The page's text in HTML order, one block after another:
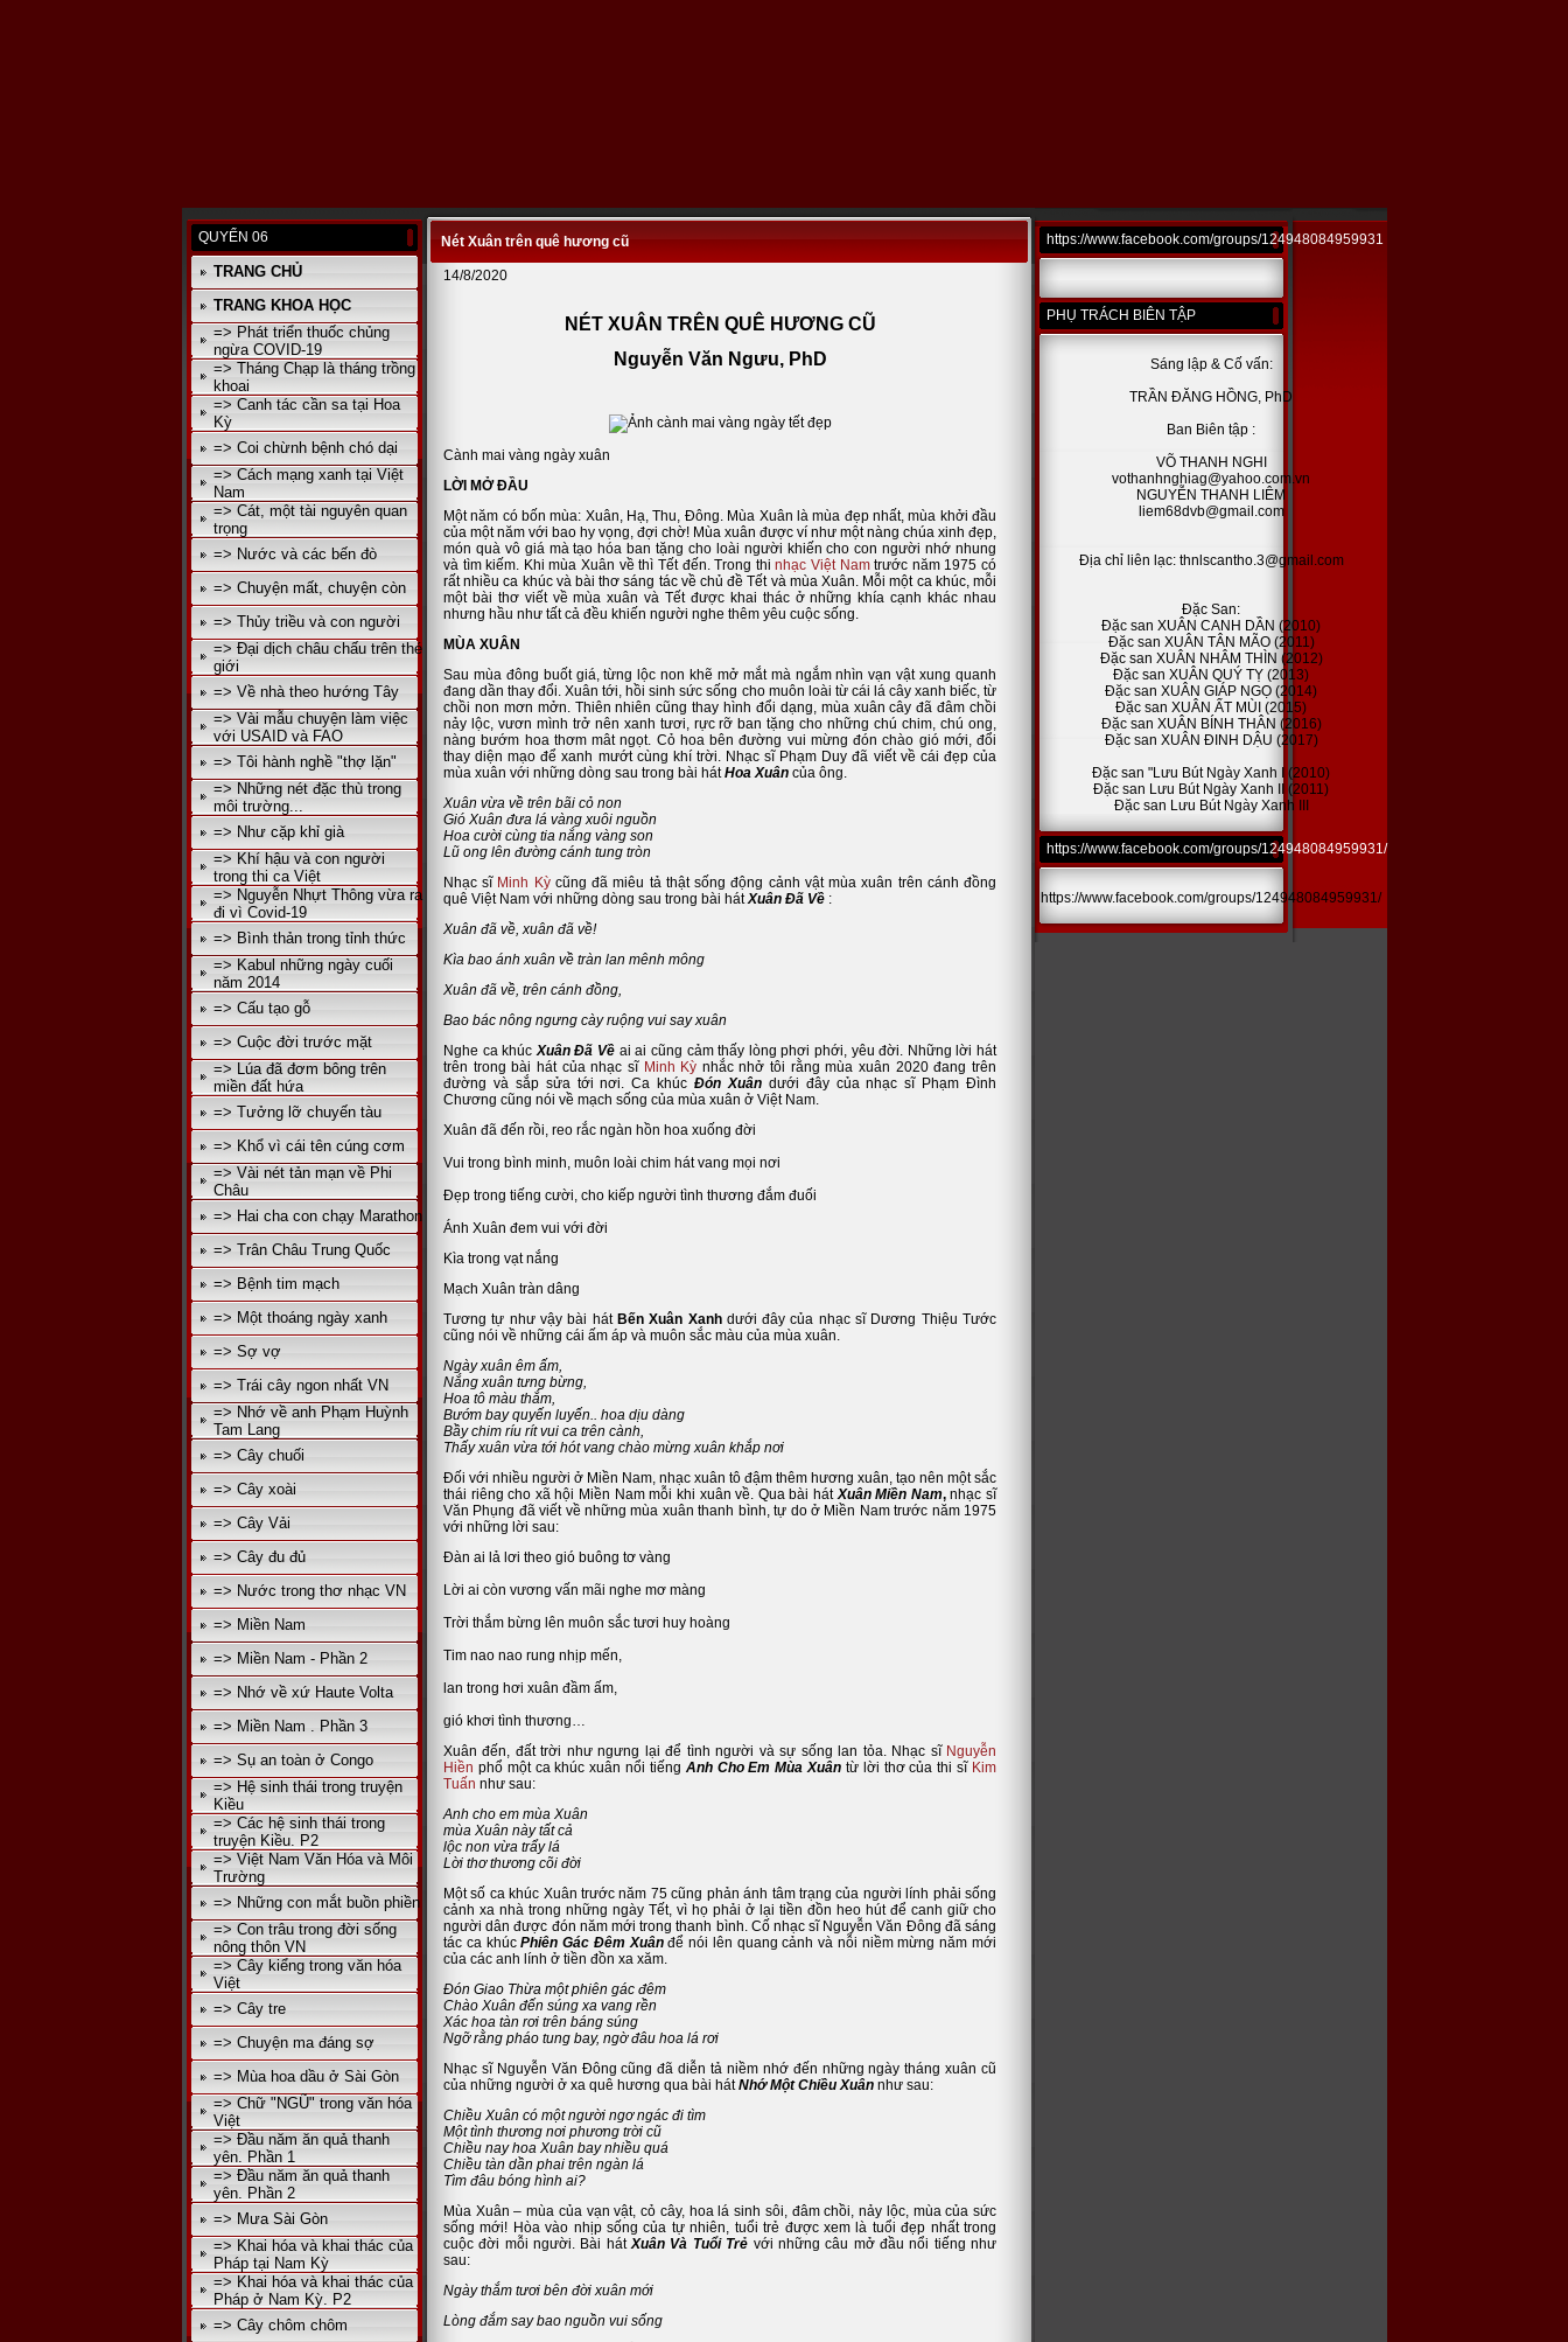
QUYỂN 06
TRANG CHỦ
TRANG KHOA HỌC
=> Phát triển thuốc chủng
ngừa COVID-19
=> Tháng Chạp là tháng trồng
khoai
=> Canh tác cần sa tại Hoa
Kỳ
=> Coi chừnh bệnh chó dại
=> Cách mạng xanh tại Việt
Nam
=> Cát, một tài nguyên quan
trọng
=> Nước và các bến đò
=> Chuyện mất, chuyện còn
=> Thủy triều và con người
=> Đại dịch châu chấu trên thé
giới
=> Về nhà theo hướng Tây
=> Vài mẫu chuyện làm việc
với USAID và FAO
=> Tôi hành nghề "thợ lặn"
=> Những nét đặc thù trong
môi trường...
=> Như cặp khỉ già
=> Khí hậu và con người
trong thi ca Việt
=> Nguyễn Nhựt Thông vừa ra
đi vì Covid-19
=> Bình thản trong tỉnh thức
=> Kabul những ngày cuối
năm 2014
=> Cấu tạo gỗ
=> Cuộc đời trước mặt
=> Lúa đã đơm bông trên
miền đất hứa
=> Tưởng lỡ chuyến tàu
=> Khổ vì cái tên cúng cơm
=> Vài nét tản mạn về Phi
Châu
=> Hai cha con chạy Marathon
=> Trân Châu Trung Quốc
=> Bệnh tim mạch
=> Một thoáng ngày xanh
=> Sợ vợ
=> Trái cây ngon nhất VN
=> Nhớ về anh Phạm Huỳnh
Tam Lang
=> Cây chuối
=> Cây xoài
=> Cây Vải
=> Cây đu đủ
=> Nước trong thơ nhạc VN
=> Miền Nam
=> Miền Nam - Phần 2
=> Nhớ về xứ Haute Volta
=> Miền Nam . Phần 3
=> Sụ an toàn ở Congo
=> Hệ sinh thái trong truyện
Kiều
=> Các hệ sinh thái trong
truyện Kiều. P2
=> Việt Nam Văn Hóa và Môi
Trường
=> Những con mắt buồn phiền
=> Con trâu trong đời sống
nông thôn VN
=> Cây kiểng trong văn hóa
Việt
=> Cây tre
=> Chuyện ma đáng sợ
=> Mùa hoa dầu ở Sài Gòn
=> Chữ "NGŨ" trong văn hóa
Việt
=> Đầu năm ăn quả thanh
yên. Phần 1
=> Đầu năm ăn quả thanh
yên. Phần 2
=> Mưa Sài Gòn
=> Khai hóa và khai thác của
Pháp tại Nam Kỳ
=> Khai hóa và khai thác của
Pháp ở Nam Kỳ. P2
=> Cây chôm chôm
Nét Xuân trên quê hương cũ
14/8/2020
NÉT XUÂN TRÊN QUÊ HƯƠNG CŨ
Nguyễn Văn Ngưu, PhD
Cành mai vàng ngày xuân
LỜI MỞ ĐẦU
Một năm có bốn mùa: Xuân, Hạ, Thu, Đông. Mùa Xuân là mùa đẹp nhất, mùa khởi đầu
của một năm với bao hy vọng, đợi chờ! Mùa xuân được ví như một nàng chúa xinh đẹp,
món quà vô giá mà tạo hóa ban tặng cho loài người khiến cho con người nhớ nhung
và tìm kiếm. Khi mùa Xuân về thì Tết đến. Trong thinhạc Việt Namtrước năm 1975 có
rất nhiều ca khúc và bài thơ sáng tác về chủ đề Tết và mùa Xuân. Mỗi một ca khúc, mỗi
một bài thơ viết về mùa xuân và Tết được khai thác ở những khía cạnh khác nhau
nhưng hầu như tất cả đều khiến người nghe thêm yêu cuộc sống.
MÙA XUÂN
Sau mùa đông buốt giá, từng lộc non khẽ mở mắt mà ngắm nhìn vạn vật xung quanh
đang dần thay đổi. Xuân tới, hồi sinh sức sống cho muôn loài từ cái lá cây xanh biếc, từ
chồi non mơn mởn. Thiên nhiên cũng thay hình đổi dạng, mùa xuân cây đã đâm chồi
nảy lộc, vươn mình trở nên xanh tươi, rực rỡ ban tặng cho những chú chim, chú ong,
nàng bướm hoa thơm mât ngọt. Cỏ hoa bên đường vui mừng đón chào gió mới, đổi
thay diện mạo để xanh mướt cùng khí trời. Nhạc sĩ Phạm Duy đã viết về cái đẹp của
mùa xuân với những dòng sau trong bài hátHoa Xuân của ông.
Xuân vừa về trên bãi cỏ non
Gió Xuân đưa lá vàng xuôi nguồn
Hoa cười cùng tia nắng vàng son
Lũ ong lên đường cánh tung tròn
Nhạc sĩ Minh Kỳcũng đã miêu tả thật sống động cảnh vật mùa xuân trên cánh đồng
quê Việt Nam với những dòng sau trong bài hátXuân Đã Về :
Xuân đã về, xuân đã về!
Kìa bao ánh xuân về tràn lan mênh mông
Xuân đã về, trên cánh đồng,
Bao bác nông ngưng cày ruộng vui say xuân
Nghe ca khúcXuân Đã Về ai ai cũng cảm thấy lòng phơi phới, yêu đời. Những lời hát
trên trong bài hát của nhạc sĩ Minh Kỳ nhắc nhở tôi rằng mùa xuân 2020 đang trên
đường và sắp sửa tới nơi. Ca khúc Đón Xuân dưới đây của nhạc sĩ Phạm Đình
Chương cũng nói về mạch sống của mùa xuân ở Việt Nam.
Xuân đã đến rồi, reo rắc ngàn hồn hoa xuống đời
Vui trong bình minh, muôn loài chim hát vang mọi nơi
Đẹp trong tiếng cười, cho kiếp người tình thương đắm đuối
Ánh Xuân đem vui với đời
Kìa trong vạt nắng
Mạch Xuân tràn dâng
Tương tự như vậy bài hát Bến Xuân Xanhdưới đây của nhạc sĩ Dương Thiệu Tước
cũng nói về những cái ấm áp và muôn sắc màu của mùa xuân.
Ngày xuân êm ấm,
Nắng xuân tưng bừng,
Hoa tô màu thắm,
Bướm bay quyến luyến.. hoa dịu dàng
Bầy chim ríu rít vui ca trên cành,
Thấy xuân vừa tới hót vang chào mừng xuân khắp nơi
Đối với nhiều người ở Miền Nam, nhạc xuân tô đậm thêm hương xuân, tạo nên một sắc
thái riêng cho xã hội Miền Nam mỗi khi xuân về. Qua bài hát Xuân Miền Nam,nhạc sĩ
Văn Phụng đã viết về những mùa xuân thanh bình, tự do ở Miền Nam trước năm 1975
với những lời sau:
Đàn ai lả lơi theo gió buông tơ vàng
Lời ai còn vương vấn mãi nghe mơ màng
Trời thắm bừng lên muôn sắc tươi huy hoàng
Tim nao nao rung nhịp mến,
lan trong hơi xuân đầm ấm,
gió khơi tình thương…
Xuân đến, đất trời như ngưng lại để tình người và sự sống lan tỏa. Nhạc sĩ Nguyễn
Hiền phổ một ca khúc xuân nổi tiếng Anh Cho Em Mùa Xuân từ lời thơ của thi sĩ Kim
Tuấn như sau:
Anh cho em mùa Xuân
mùa Xuân này tất cả
lộc non vừa trẩy lá
Lời thơ thương cõi đời
Một số ca khúc Xuân trước năm 75 cũng phản ánh tâm trạng của người lính phải sống
cảnh xa nhà trong những ngày Tết, vì họ phải ở lại tiền đồn heo hút để canh giữ cho
người dân được đón năm mới trong thanh bình. Cố nhạc sĩ Nguyễn Văn Đông đã sáng
tác ca khúcPhiên Gác Đêm Xuânđể nói lên quang cảnh và nỗi niềm mừng năm mới
của các anh lính ở tiền đồn xa xăm.
Đón Giao Thừa một phiên gác đêm
Chào Xuân đến súng xa vang rền
Xác hoa tàn rơi trên báng súng
Ngỡ rằng pháo tung bay, ngờ đâu hoa lá rơi
Nhạc sĩ Nguyễn Văn Đông cũng đã diễn tả niềm nhớ đến những ngày tháng xuân cũ
của những người ở xa quê hương qua bài hátNhớ Một Chiều Xuân như sau:
Chiều Xuân có một người ngơ ngác đi tìm
Một tình thương nơi phương trời cũ
Chiều nay hoa Xuân bay nhiều quá
Chiều tàn dần phai trên ngàn lá
Tìm đâu bóng hình ai?
Mùa Xuân – mùa của vạn vật, cỏ cây, hoa lá sinh sôi, đâm chồi, nảy lộc, mùa của sức
sống mới! Hòa vào nhịp sống của tự nhiên, tuổi trẻ được xem là tuổi đẹp nhất trong
cuộc đời mỗi người. Bài hát Xuân Và Tuổi Trẻ với những câu mở đầu nổi tiếng như
sau:
Ngày thắm tươi bên đời xuân mới
Lòng đắm say bao nguồn vui sống
https://www.facebook.com/groups/124948084959931
PHỤ TRÁCH BIÊN TẬP
Sáng lập & Cố vấn:
TRẦN ĐĂNG HỒNG, PhD
Ban Biên tập :
VÕ THANH NGHI
vothanhnghiag@yahoo.com.vn
NGUYỄN THANH LIÊM
liem68dvb@gmail.com
Địa chỉ liên lạc: thnlscantho.3@gmail.com
Đặc San:
Đặc san XUÂN CANH DẦN (2010)
Đặc san XUÂN TÂN MÃO (2011)
Đặc san XUÂN NHÂM THÌN (2012)
Đặc san XUÂN QUÝ TỴ (2013)
Đặc san XUÂN GIÁP NGỌ (2014)
Đặc san XUÂN ẤT MÙI (2015)
Đặc san XUÂN BÍNH THÂN (2016)
Đặc san XUÂN ĐINH DẬU (2017)
Đặc san "Lưu Bút Ngày Xanh I (2010)
Đặc san Lưu Bút Ngày Xanh II (2011)
Đặc san Lưu Bút Ngày Xanh III
https://www.facebook.com/groups/124948084959931/
https://www.facebook.com/groups/124948084959931/